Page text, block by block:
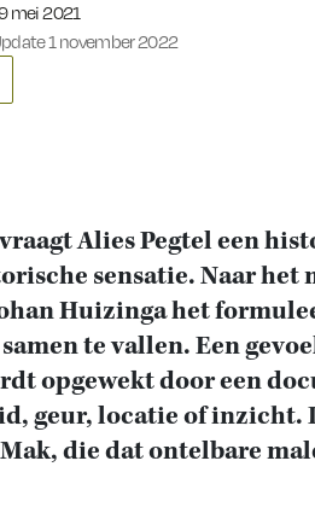
op:
mei 2021
1 november 2022
Alies Pegtel een
sensatie. Naar het
Huizinga het
te vallen. Een
opgewekt door een
geur, locatie of inzicht.
die dat ontelbare